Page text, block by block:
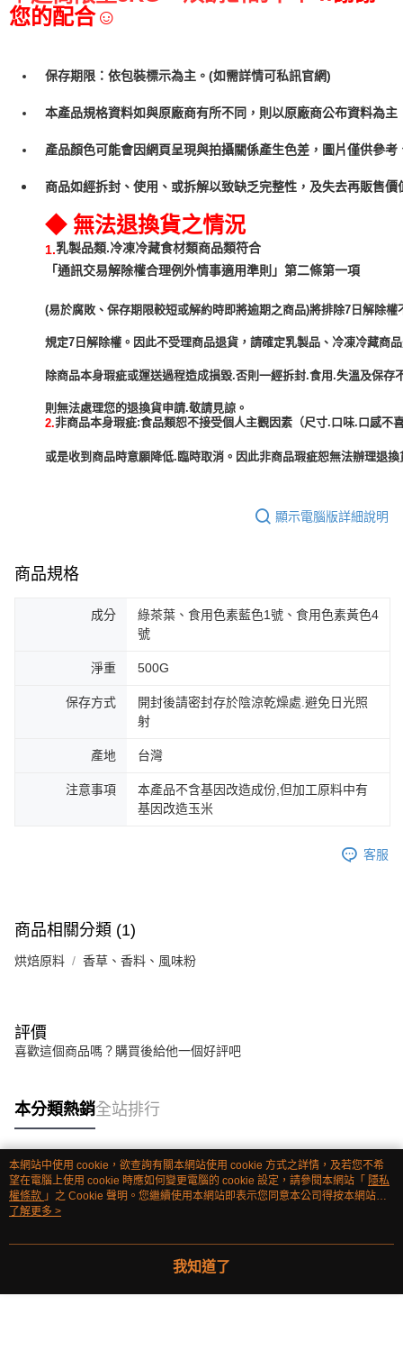
您的配合☺
保存期限：依包裝標示為主。(如需詳情可私訊官網)
本產品規格資料如與原廠商有所不同，則以原廠商公布資料為主
產品顏色可能會因網頁呈現與拍攝關係產生色差，圖片僅供參
商品如經拆封、使用、或拆解以致缺乏完整性，及失去再販售
◆ 無法退換貨之情況
1.乳製品類.冷凍冷藏食材類商品類符合
「通訊交易解除權合理例外情事適用準則」第二條第一項
(易於腐敗、保存期限較短或解約時即將逾期之商品)將排除7日解除權
規定7日解除權。因此不受理商品退貨，請確定乳製品、冷凍冷藏商
除商品本身瑕疵或運送過程造成損毀.否則一經拆封.食用.失溫及保存
2.非商品本身瑕疵:食品類恕不接受個人主觀因素（尺寸.口味.口感不
或是收到商品時意願降低.臨時取消。因此非商品瑕疵恕無法辦理退
顯示電腦版詳細說明
商品規格
成分
綠茶葉、食用色素藍色1號、食用色素黃色4
號
淨重 500G
保存方式
開封後請密封存於陰涼乾燥處.避免日光照
射
產地 台灣
注意事項
本產品不含基因改造成份,但加工原料中有
基因改造玉米
客服
商品相關分類 (1)
烘焙原料 香草、香料、風味粉
評價
喜歡這個商品嗎？購買後給他一個好評吧
本分類熱銷全站排行
熱門標籤
本網站中使用 cookie，欲查詢有關本網站使用 cookie 方式之詳情，及若您不希
望在電腦上使用 cookie 時應如何變更電腦的 cookie 設定，請參閱本網站「 隱私
權條款 」之 Cookie 聲明。您繼續使用本網站即表示您同意本公司得按本網站使
用條款之 Cookie 聲明使用 cookie。
了解更多 >
我知道了